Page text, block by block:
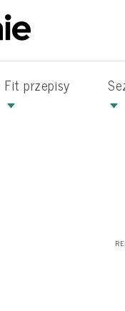
Fit przepisy